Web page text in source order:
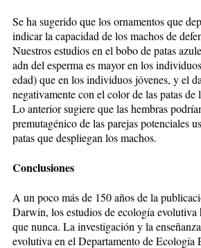
Se ha sugerido que los ornamentos que
indicar la capacidad de los machos de
Nuestros estudios en el bobo de patas
adn del esperma es mayor en los
edad) que en los individuos jóvenes, y el
negativamente con el color de las patas de
Lo anterior sugiere que las hembras
premutagénico de las parejas potenciales
patas que despliegan los machos.
Conclusiones
A un poco más de 150 años de la
Darwin, los estudios de ecología
que nunca. La investigación y la
evolutiva en el Departamento de